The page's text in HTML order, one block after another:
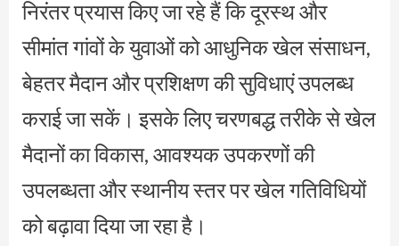
निरंतर प्रयास किए जा रहे हैं कि दूरस्थ और
सीमांत गांवों के युवाओं को आधुनिक खेल संसाधन,
बेहतर मैदान और प्रशिक्षण की सुविधाएं उपलब्ध
कराई जा सकें। इसके लिए चरणबद्ध तरीके से खेल
मैदानों का विकास, आवश्यक उपकरणों की
उपलब्धता और स्थानीय स्तर पर खेल गतिविधियों
को बढ़ावा दिया जा रहा है।